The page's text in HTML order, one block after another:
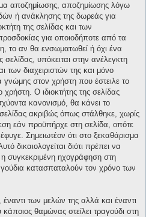
αποζημίωσης, αποζημίωσης λόγω
ή ανάκλησης της δωρεάς για
της σελίδας και των
για οποιοδήποτε από τα
το αν θα ενσωματωθεί ή όχι ένα
υπόκειται στην ανέλεγκτη
των διαχειριστών της και μόνο
γνώμης στον χρήστη που έστειλε το
Ο ιδιοκτήτης της σελίδας
κανονισμό, θα κάνει το
ακριβώς όπως στάλθηκε, χωρίς
εάν προϋπήρχε στη σελίδα, οπότε
Σημειωτέον ότι στο ξεκαθάρισμα
δικαιολογείται διότι πρέπει να
συγκεκριμένη ηχογράφηση στη
κατασπαταλούν τον χρόνο των
των μελών της αλλά και έναντι
θαμώνας στείλει τραγούδι στη